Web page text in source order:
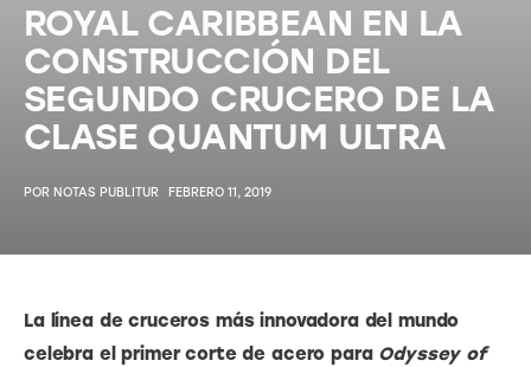
ROYAL CARIBBEAN EN LA
CONSTRUCCIÓN DEL
SEGUNDO CRUCERO DE LA
CLASE QUANTUM ULTRA
POR NOTAS PUBLITUR FEBRERO 11, 2019
La línea de cruceros más innovadora del mundo
celebra el primer corte de acero para Odyssey of